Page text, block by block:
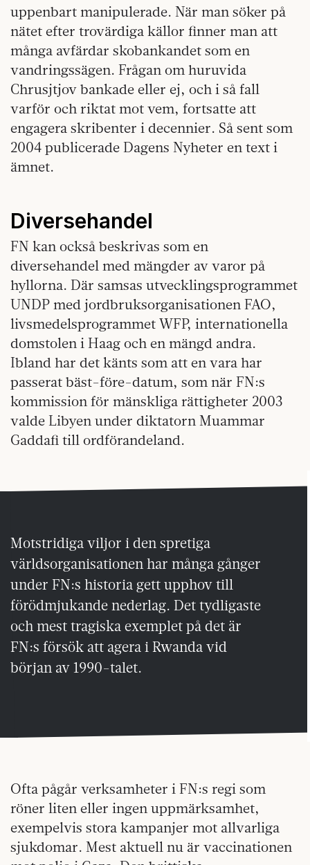
uppenbart manipulerade. När man söker på
nätet efter trovärdiga källor finner man att
många avfärdar skobankandet som en
vandringssägen. Frågan om huruvida
Chrusjtjov bankade eller ej, och i så fall
varför och riktat mot vem, fortsatte att
engagera skribenter i decennier. Så sent som
2004 publicerade Dagens Nyheter en text i
ämnet.
Diversehandel
FN kan också beskrivas som en
diversehandel med mängder av varor på
hyllorna. Där samsas utvecklingsprogrammet
UNDP med jordbruksorganisationen FAO,
livsmedelsprogrammet WFP, internationella
domstolen i Haag och en mängd andra.
Ibland har det känts som att en vara har
passerat bäst-före-datum, som när FN:s
kommission för mänskliga rättigheter 2003
valde Libyen under diktatorn Muammar
Gaddafi till ordförandeland.
Motstridiga viljor i den spretiga
världsorganisationen har många gånger
under FN:s historia gett upphov till
förödmjukande nederlag. Det tydligaste
och mest tragiska exemplet på det är
FN:s försök att agera i Rwanda vid
början av 1990-talet.
Ofta pågår verksamheter i FN:s regi som
röner liten eller ingen uppmärksamhet,
exempelvis stora kampanjer mot allvarliga
sjukdomar. Mest aktuell nu är vaccinationen